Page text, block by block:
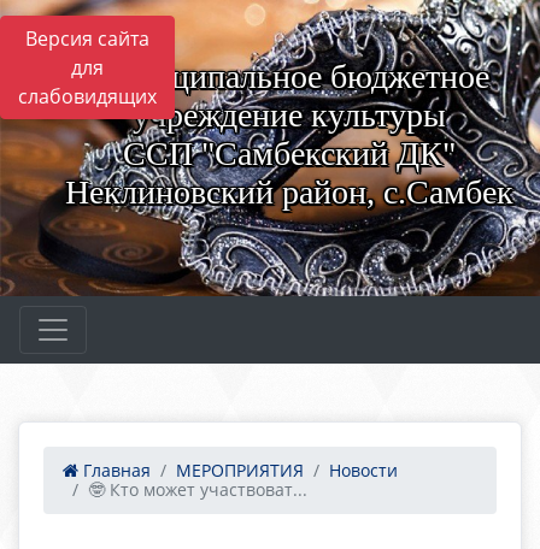
Версия сайта
для
слабовидящих
Муниципальное бюджетное
учреждение культуры
ССП "Самбекский ДК"
Неклиновский район, с.Самбек
Главная МЕРОПРИЯТИЯ
Новости
🤓 Кто может участвоват...